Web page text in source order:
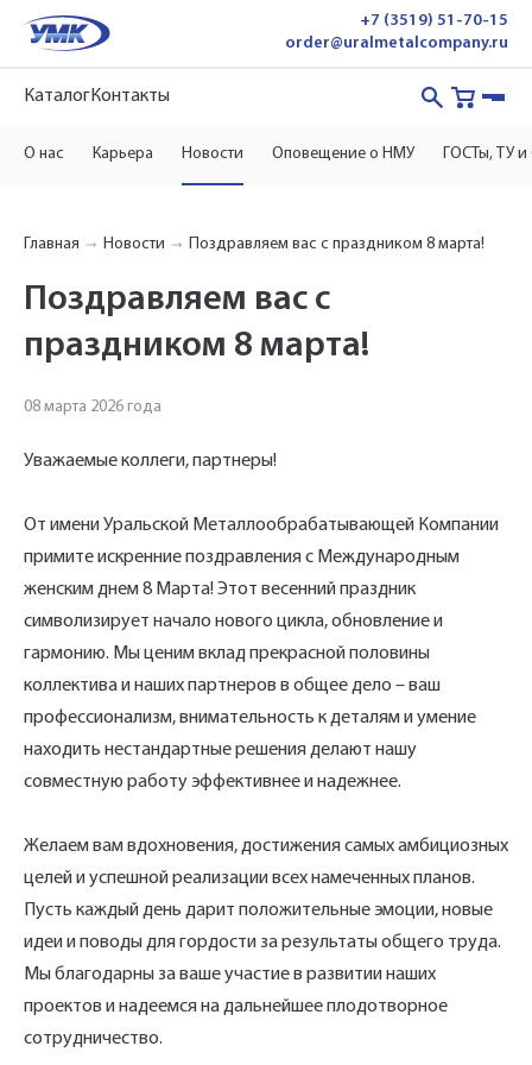
+7 (3519) 51-70-15
order@uralmetalcompany.ru
КаталогКонтакты
О нас Карьера Новости Оповещение о НМУ ГОСТы, ТУ и
Главная Новости Поздравляем вас с праздником 8 марта!
Поздравляем вас с
праздником 8 марта!
08 марта 2026 года
Уважаемые коллеги, партнеры!
От имени Уральской Металлообрабатывающей Компании
примите искренние поздравления с Международным
женским днем 8 Марта! Этот весенний праздник
символизирует начало нового цикла, обновление и
гармонию. Мы ценим вклад прекрасной половины
коллектива и наших партнеров в общее дело – ваш
профессионализм, внимательность к деталям и умение
находить нестандартные решения делают нашу
совместную работу эффективнее и надежнее.
Желаем вам вдохновения, достижения самых амбициозных
целей и успешной реализации всех намеченных планов.
Пусть каждый день дарит положительные эмоции, новые
идеи и поводы для гордости за результаты общего труда.
Мы благодарны за ваше участие в развитии наших
проектов и надеемся на дальнейшее плодотворное
сотрудничество.
Ссылка для подтверждения
регистрации отправлена на указанный
для связи, и наш менеджер поможет
сформировать Ваш заказ и рассчитать его
стоимость прямо по телефону.
Имя*
Телефон*
Заполните форму обратной связи, и наши
менеджеры перезвонят вам в ближайшее
время.
Имя*
Телефон*